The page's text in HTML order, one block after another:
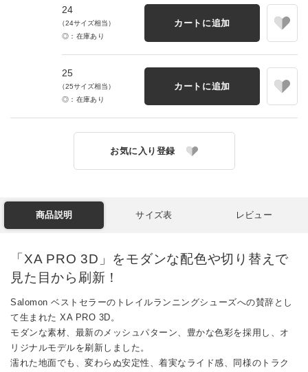
24
（24サイズ相当）
◎：在庫あり
カートに追加
25
（25サイズ相当）
◎：在庫あり
カートに追加
お気に入り登録
商品説明 サイズ表 レビュー
「XA PRO 3D」をモダンな配色や切り替えで
見た目から刷新！
Salomon ベストセラーのトレイルランニングシューズへの賛辞とし
て生まれた XA PRO 3D。
モダンな素材、最新のメッシュパターン、豊かな色彩を採用し、オ
リジナルモデルを刷新しました。
濡れた地面でも、変わらぬ安定性、着実なライド感、同様のトラク